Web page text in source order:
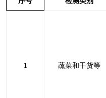
1 蔬菜和干货等